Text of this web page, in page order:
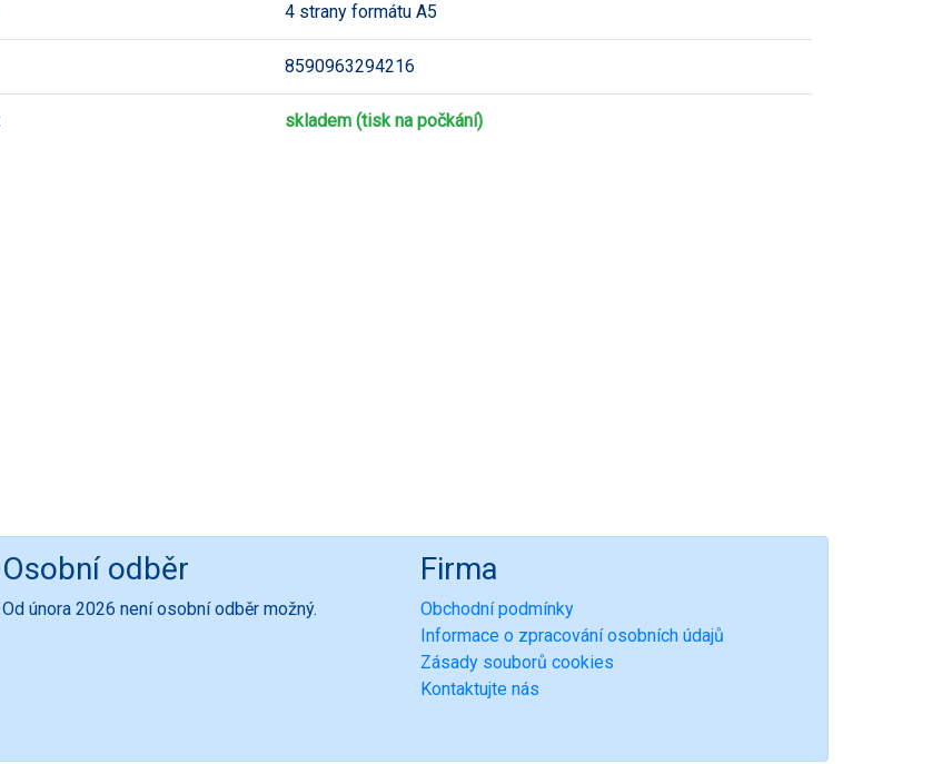
4 strany formátu A5
8590963294216
skladem (tisk na počkání)
Osobní odběr
Od února 2026 není osobní odběr možný.
Firma
Obchodní podmínky
Informace o zpracování osobních údajů
Zásady souborů cookies
Kontaktujte nás